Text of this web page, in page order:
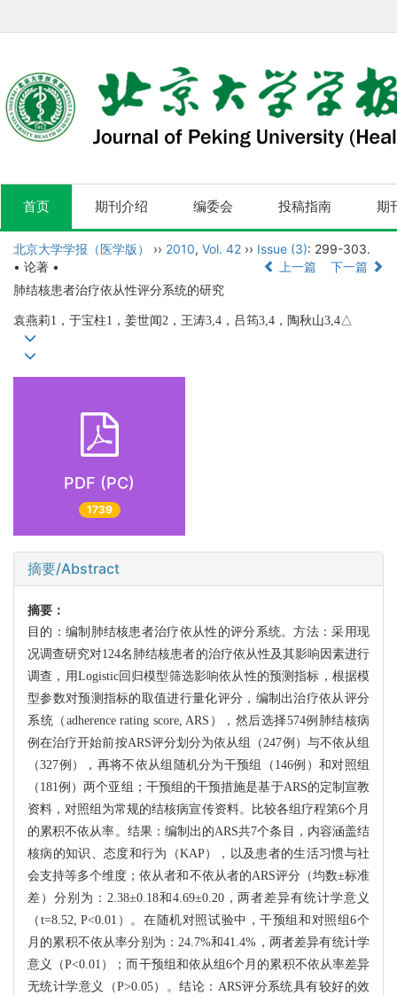
首页 期刊介绍 编委会 投稿指南 期
北京大学学报（医学版） ›› 2010, Vol. 42 ›› Issue (3): 299-303.
• 论著 •
上一篇
下一篇
肺结核患者治疗依从性评分系统的研究
袁燕莉1，于宝柱1，姜世闻2，王涛3,4，吕筠3,4，陶秋山3,4△
PDF (PC)
1739
摘要/Abstract
摘要：
目的：编制肺结核患者治疗依从性的评分系统。方法：采用现
况调查研究对124名肺结核患者的治疗依从性及其影响因素进行
调查，用Logistic回归模型筛选影响依从性的预测指标，根据模
型参数对预测指标的取值进行量化评分，编制出治疗依从评分
系统（adherence rating score, ARS），然后选择574例肺结核病
例在治疗开始前按ARS评分划分为依从组（247例）与不依从组
（327例），再将不依从组随机分为干预组（146例）和对照组
（181例）两个亚组；干预组的干预措施是基于ARS的定制宣教
资料，对照组为常规的结核病宣传资料。比较各组疗程第6个月
的累积不依从率。结果：编制出的ARS共7个条目，内容涵盖结
核病的知识、态度和行为（KAP），以及患者的生活习惯与社
会支持等多个维度；依从者和不依从者的ARS评分（均数±标准
差）分别为：2.38±0.18和4.69±0.20，两者差异有统计学意义
（t=8.52, P<0.01）。在随机对照试验中，干预组和对照组6个
月的累积不依从率分别为：24.7%和41.4%，两者差异有统计学
意义（P<0.01）；而干预组和依从组6个月的累积不依从率差异
无统计学意义（P>0.05）。结论：ARS评分系统具有较好的效